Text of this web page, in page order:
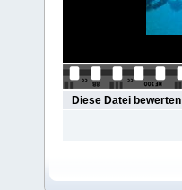
Diese Datei bewerten